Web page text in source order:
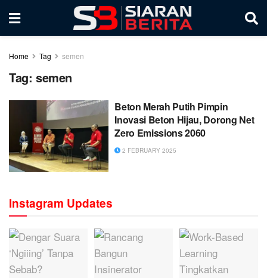
Home Tag semen
Tag: semen
Beton Merah Putih Pimpin
Inovasi Beton Hijau, Dorong Net
Zero Emissions 2060
2 FEBRUARY 2025
Instagram Updates